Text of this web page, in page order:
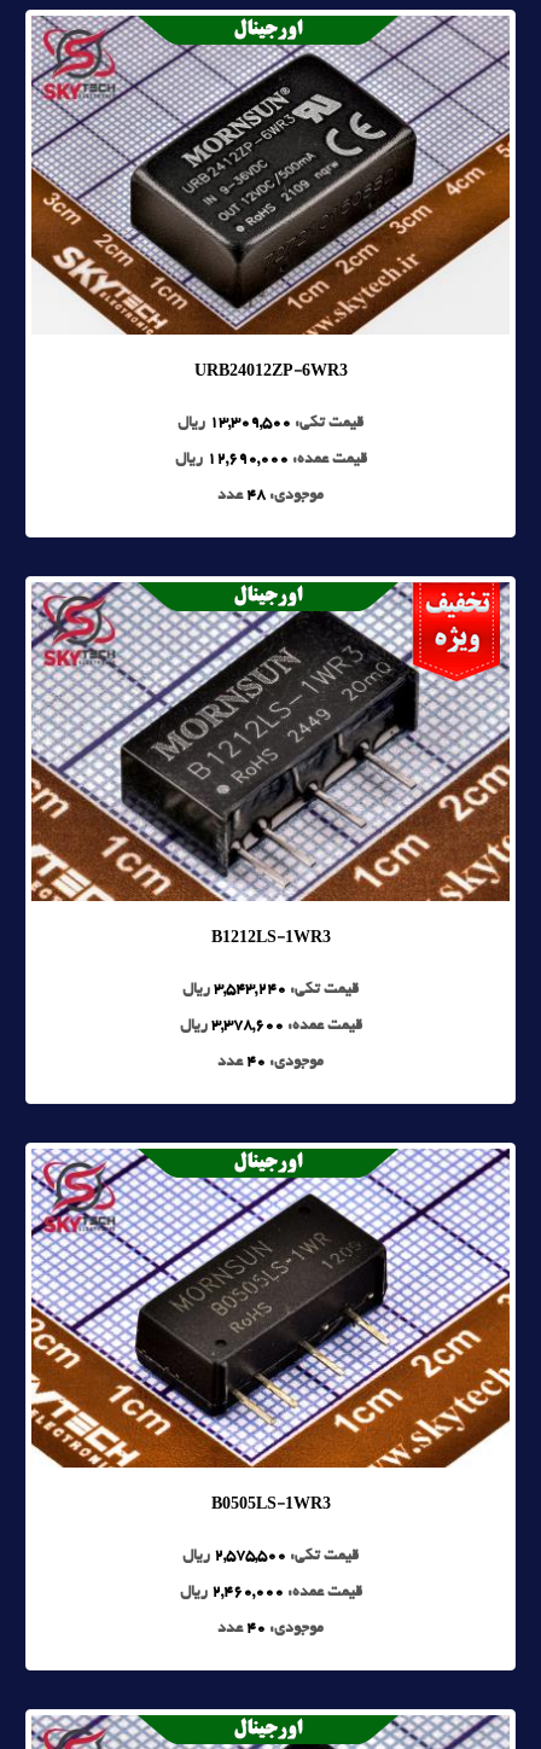
URB24012ZP-6WR3
قیمت تکی: 13,309,500 ریال
قیمت عمده: 12,690,000 ریال
موجودی: 48 عدد
B1212LS-1WR3
قیمت تکی: 3,543,240 ریال
قیمت عمده: 3,378,600 ریال
موجودی: 40 عدد
B0505LS-1WR3
قیمت تکی: 2,575,500 ریال
قیمت عمده: 2,460,000 ریال
موجودی: 40 عدد